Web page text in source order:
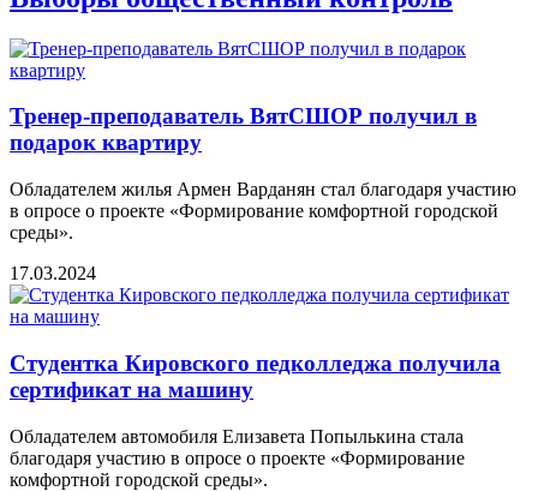
Тренер-преподаватель ВятСШОР получил в
подарок квартиру
Обладателем жилья Армен Варданян стал благодаря участию
в опросе о проекте «Формирование комфортной городской
среды».
17.03.2024
Студентка Кировского педколледжа получила
сертификат на машину
Обладателем автомобиля Елизавета Попылькина стала
благодаря участию в опросе о проекте «Формирование
комфортной городской среды».